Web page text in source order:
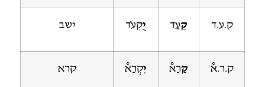
ק.ע.ד קַעַד יֻקְעֹד ישב
ק.ר.א@ קַרַא@ יִקְרַא@ קרא